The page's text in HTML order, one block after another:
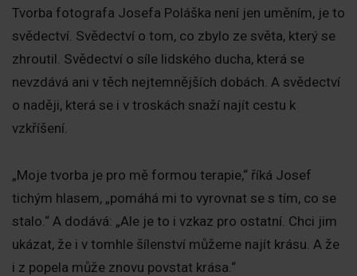
Tvorba fotografa Josefa Poláška není jen uměním, je to
svědectví. Svědectví o tom, co zbylo ze světa, který se
zhroutil. Svědectví o síle lidského ducha, která se
nevzdává ani v těch nejtemnějších dobách. A svědectví
o naději, která se i v troskách snaží najít cestu k
vzkříšení.
„Moje tvorba je pro mě formou terapie,“ říká Josef
tichým hlasem, „pomáhá mi to vyrovnat se s tím, co se
stalo.“ A dodává: „Ale je to i vzkaz pro ostatní. Chci jim
ukázat, že i v tomhle šílenství můžeme najít krásu. A že
i z popela může znovu povstat krása.“